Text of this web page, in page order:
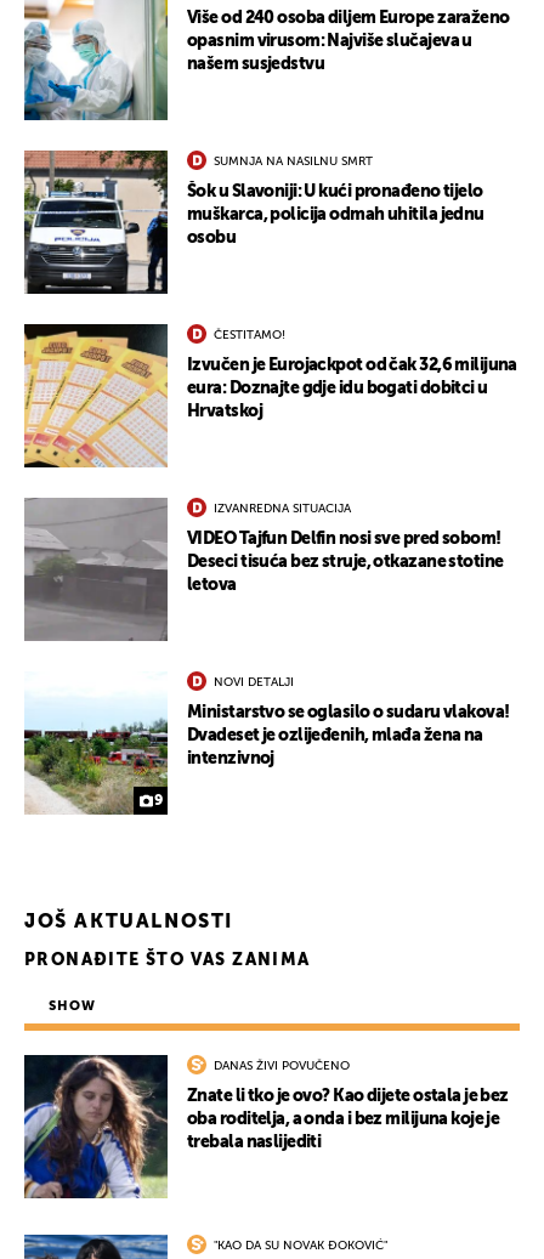
Više od 240 osoba diljem Europe zaraženo
opasnim virusom: Najviše slučajeva u
našem susjedstvu
SUMNJA NA NASILNU SMRT
Šok u Slavoniji: U kući pronađeno tijelo
muškarca, policija odmah uhitila jednu
osobu
ČESTITAMO!
Izvučen je Eurojackpot od čak 32,6 milijuna
eura: Doznajte gdje idu bogati dobitci u
Hrvatskoj
IZVANREDNA SITUACIJA
VIDEO Tajfun Delfin nosi sve pred sobom!
Deseci tisuća bez struje, otkazane stotine
letova
9
NOVI DETALJI
Ministarstvo se oglasilo o sudaru vlakova!
Dvadeset je ozlijeđenih, mlađa žena na
intenzivnoj
JOŠ AKTUALNOSTI
PRONAĐITE ŠTO VAS ZANIMA
SHOW
DANAS ŽIVI POVUČENO
Znate li tko je ovo? Kao dijete ostala je bez
oba roditelja, a onda i bez milijuna koje je
trebala naslijediti
"KAO DA SU NOVAK ĐOKOVIĆ"
UKLJUČITE NOTIFIKACIJE